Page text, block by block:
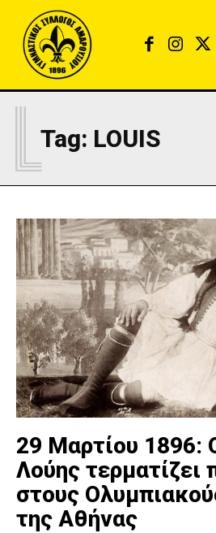
Tag: LOUIS
L
29 Μαρτίου 1896:
Λούης τερματίζει
στους
της Αθήνας